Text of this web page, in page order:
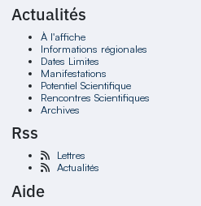
Actualités
À l'affiche
Informations régionales
Dates Limites
Manifestations
Potentiel Scientifique
Rencontres Scientifiques
Archives
Rss
Lettres
Actualités
Aide